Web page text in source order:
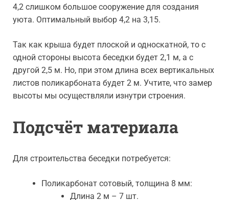
4,2 слишком большое сооружение для создания
уюта. Оптимальный выбор 4,2 на 3,15.
Так как крыша будет плоской и односкатной, то с
одной стороны высота беседки будет 2,1 м, а с
другой 2,5 м. Но, при этом длина всех вертикальных
листов поликарбоната будет 2 м. Учтите, что замер
высоты мы осуществляли изнутри строения.
Подсчёт материала
Для строительства беседки потребуется:
Поликарбонат сотовый, толщина 8 мм:
Длина 2 м – 7 шт.